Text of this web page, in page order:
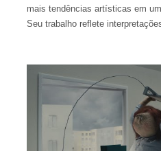
mais tendências artísticas em
Seu trabalho reflete
conceitual para criar obras que
Santos estudou no Miami Dade
em 2003. Depois, frequentou a
pouco antes de se formar como
abandonou o curso para estudar